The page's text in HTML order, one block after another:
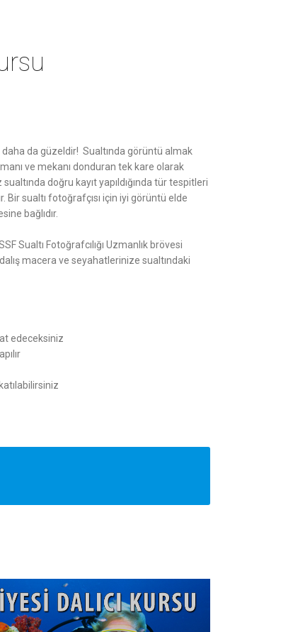
daha da güzeldir! Sualtında görüntü almak
ve mekanı donduran tek kare olarak
doğru kayıt yapıldığında tür tespitleri
sualtı fotoğrafçısı için iyi görüntü elde
bağlıdır.
Sualtı Fotoğrafcılığı Uzmanlık brövesi
macera ve seyahatlerinize sualtındaki
edeceksiniz